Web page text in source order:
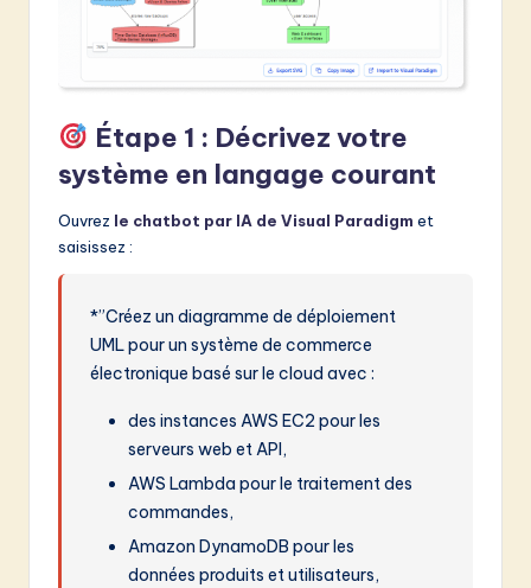
Étape 1 : Décrivez votre
système en langage courant
Ouvrez le chatbot par IA de Visual Paradigm et
saisissez :
*”Créez un diagramme de déploiement
UML pour un système de commerce
électronique basé sur le cloud avec :
des instances AWS EC2 pour les
serveurs web et API,
AWS Lambda pour le traitement des
commandes,
Amazon DynamoDB pour les
données produits et utilisateurs,